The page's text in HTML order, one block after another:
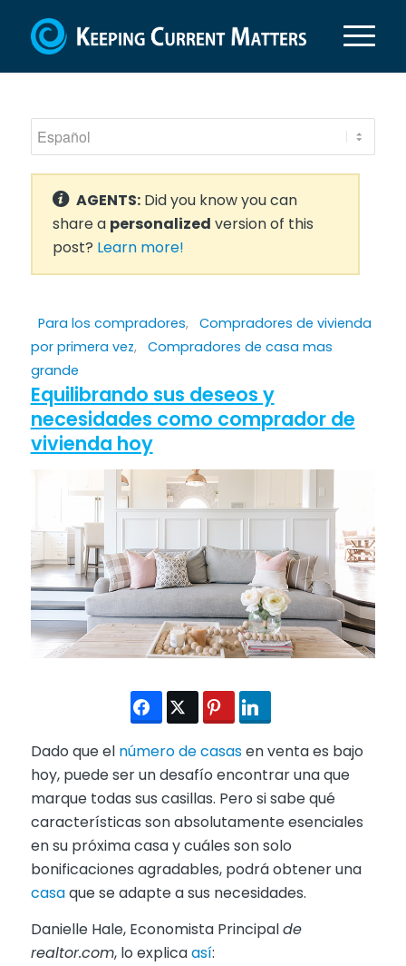
AGENTS:Did you know you can
share a personalized version of this
post? Learn more!
Para los compradores, Compradores de vivienda
por primera vez, Compradores de casa mas
grande
Equilibrando sus deseos y
necesidades como comprador de
vivienda hoy
Dado que el número de casasen venta es bajo
hoy, puede ser un desafío encontrar una que
marque todas sus casillas. Pero si sabe qué
características son absolutamente esenciales
en su próxima casa y cuáles son solo
bonificaciones agradables, podrá obtener una
casaque se adapte a sus necesidades.
Danielle Hale, Economista Principalde
realtor.com, lo explicaasí: